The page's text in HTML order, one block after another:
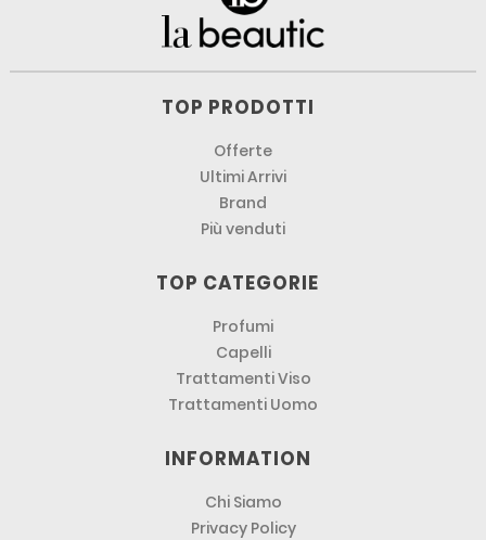
TOP PRODOTTI
Offerte
Ultimi Arrivi
Brand
Più venduti
TOP CATEGORIE
Profumi
Capelli
Trattamenti Viso
Trattamenti Uomo
INFORMATION
Chi Siamo
Privacy Policy